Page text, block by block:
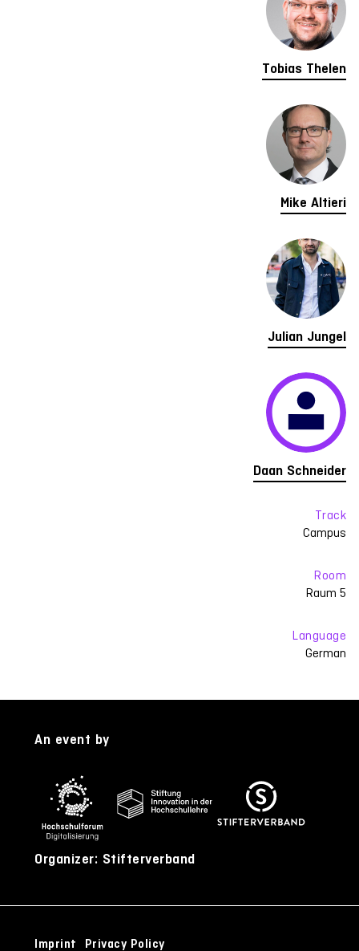
Tobias Thelen
Mike Altieri
Julian Jungel
Daan Schneider
Track
Campus
Room
Raum 5
Language
German
An event by
Organizer: Stifterverband
Imprint Privacy Policy